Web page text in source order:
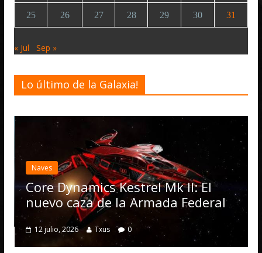
25 26 27 28 29 30 31
« Jul Sep »
Lo último de la Galaxia!
Naves
Core Dynamics Kestrel Mk II: El
nuevo caza de la Armada Federal
12 julio, 2026 Txus 0